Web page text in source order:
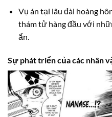
Vụ án tại lâu đài hoàng
thám tử hàng đầu với
ẩn.
Sự phát triển của các nhân